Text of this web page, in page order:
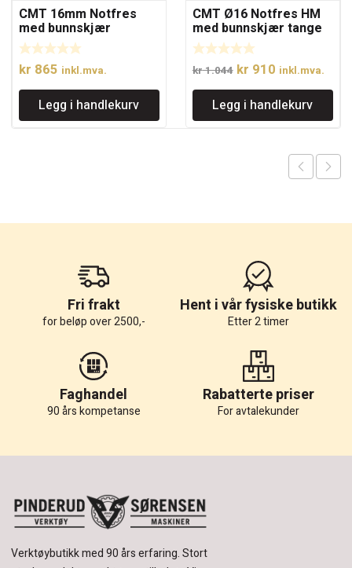
CMT 16mm Notfres
med bunnskjær
kr 865 inkl.mva.
Legg i handlekurv
CMT Ø16 Notfres HM
med bunnskjær tange
12
kr1.044 Opprinnelig
pris
var:
kr 1.044.
kr 910Nåværende
pris
er:
kr 910.
inkl.mva.
Legg i handlekurv
Fri frakt
for beløp over 2500,-
Hent i vår fysiske butikk
Etter 2 timer
Faghandel
90 års kompetanse
Rabatterte priser
For avtalekunder
Verktøybutikk med 90 års erfaring.Stort